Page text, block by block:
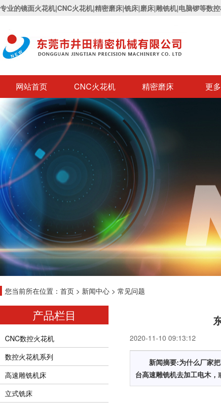
专业的镜面火花机|CNC火花机|精密磨床|铣床|磨床|雕铣机|电脑锣等数
网站首页 CNC火花机 精密磨床 更
您当前所在位置： 首页 > 新闻中心 > 常见问题
产品栏目
CNC数控火花机
数控火花机系列
高速雕铣机床
立式铣床
2020-11-10 09:13:12
新闻摘要:为什么厂家
台高速雕铣机去加工电木